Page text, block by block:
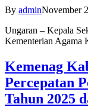
By adminNovember
Ungaran – Kepala
Kementerian Agama
Kemenag
Percepatan
Tahun 2025